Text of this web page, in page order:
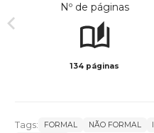
Nº de páginas
134 páginas
Tags: FORMAL NÃO FORMAL